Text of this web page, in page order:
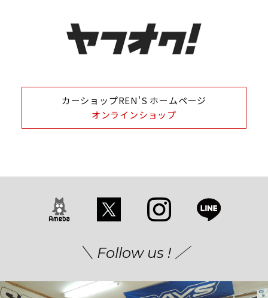
カーショップREN'S ホームページ
オンラインショップ
＼ Follow us ! ／